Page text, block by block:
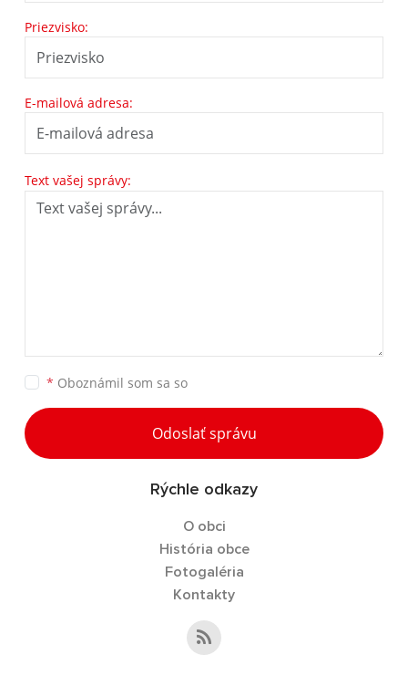
Priezvisko:
E-mailová adresa:
Text vašej správy:
* Oboznámil som sa so
Odoslať správu
Rýchle odkazy
O obci
História obce
Fotogaléria
Kontakty